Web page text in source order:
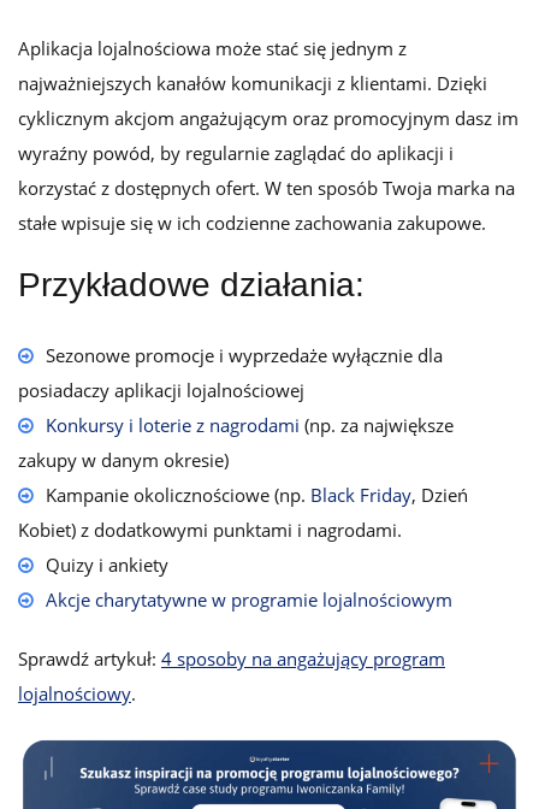
Aplikacja lojalnościowa może stać się jednym z
najważniejszych kanałów komunikacji z klientami. Dzięki
cyklicznym akcjom angażującym oraz promocyjnym dasz im
wyraźny powód, by regularnie zaglądać do aplikacji i
korzystać z dostępnych ofert. W ten sposób Twoja marka na
stałe wpisuje się w ich codzienne zachowania zakupowe.
Przykładowe działania:
Sezonowe promocje i wyprzedaże wyłącznie dla
posiadaczy aplikacji lojalnościowej
Konkursy i loterie z nagrodami (np. za największe
zakupy w danym okresie)
Kampanie okolicznościowe (np. Black Friday, Dzień
Kobiet) z dodatkowymi punktami i nagrodami.
Quizy i ankiety
Akcje charytatywne w programie lojalnościowym
Sprawdź artykuł: 4 sposoby na angażujący program
lojalnościowy.